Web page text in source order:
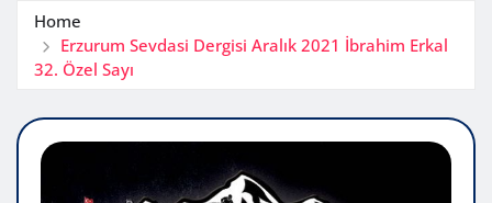
Home
Erzurum Sevdasi Dergisi Aralık 2021 İbrahim Erkal
32. Özel Sayı